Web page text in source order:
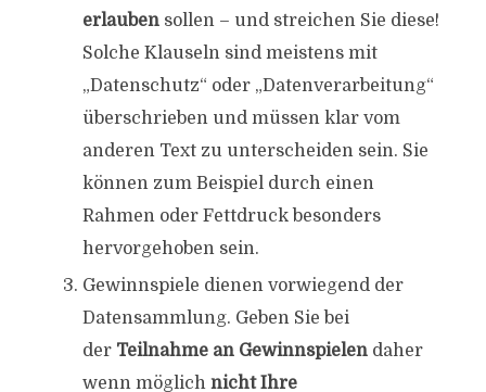
erlaubensollen – und streichen Sie diese!
Solche Klauseln sind meistens mit
„Datenschutz“ oder „Datenverarbeitung“
überschrieben und müssen klar vom
anderen Text zu unterscheiden sein. Sie
können zum Beispiel durch einen
Rahmen oder Fettdruck besonders
hervorgehoben sein.
Gewinnspiele dienen vorwiegend der
Datensammlung. Geben Sie bei
der Teilnahme an Gewinnspielendaher
wenn möglich nicht Ihre